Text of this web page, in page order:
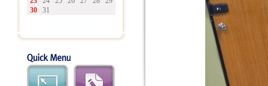
30
31